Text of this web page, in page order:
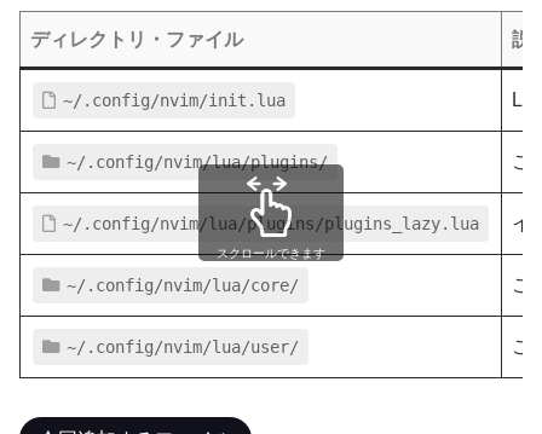
ディレクトリ・ファイル 説
~/.config/nvim/init.lua
~/.config/nvim/lua/plugins/ こ
~/.config/nvim/lua/plugins/plugins_lazy.lua イ
~/.config/nvim/lua/core/ こ
~/.config/nvim/lua/user/ こ
スクロールできます